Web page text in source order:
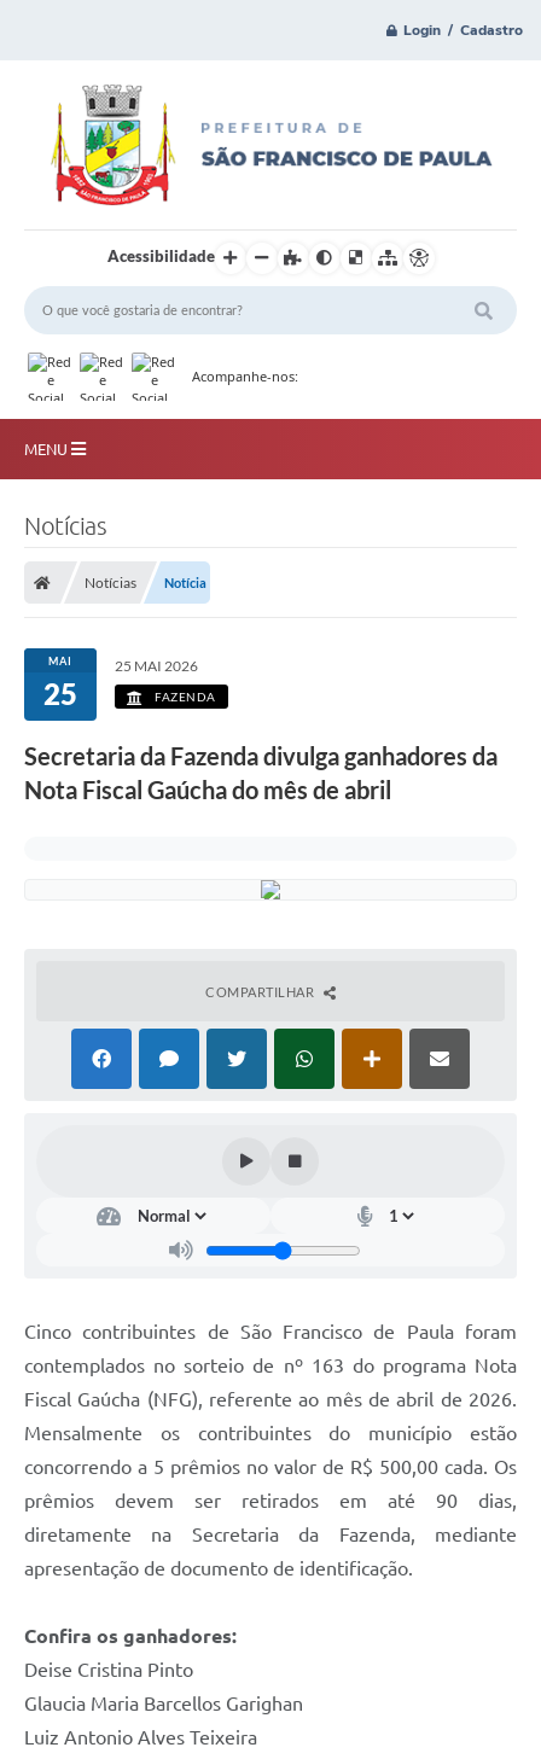
Login / Cadastro
Acessibilidade
Acompanhe-nos:
MENU
A Cidade
Publicações Oficiais
Coronavírus
Sala do Empreendedor
Guia Credenciamento Pregao Online Banrisul
Combate ao Coronavírus
Devedores de ICMS/IPVA.
Publicações Legais
UERGS - Universidade Estadual do RS
Receitas
Notícias
Notícias Notícia
MAI
25
25 MAI 2026
FAZENDA
Secretaria da Fazenda divulga ganhadores da
Nota Fiscal Gaúcha do mês de abril
COMPARTILHAR
Cinco contribuintes de São Francisco de Paula foram
contemplados no sorteio de nº 163 do programa Nota
Fiscal Gaúcha (NFG), referente ao mês de abril de 2026.
Mensalmente os contribuintes do município estão
concorrendo a 5 prêmios no valor de R$ 500,00 cada. Os
prêmios devem ser retirados em até 90 dias,
diretamente na Secretaria da Fazenda, mediante
apresentação de documento de identificação.
Confira os ganhadores:
Deise Cristina Pinto
Glaucia Maria Barcellos Garighan
Luiz Antonio Alves Teixeira